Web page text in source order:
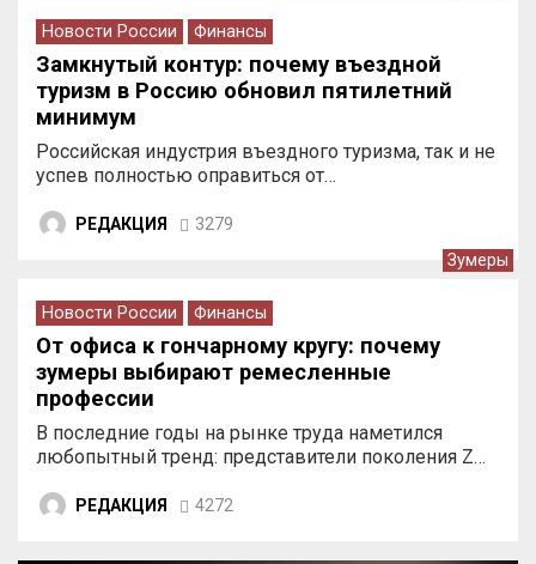
Новости России Финансы
Замкнутый контур: почему въездной
туризм в Россию обновил пятилетний
минимум
Российская индустрия въездного туризма, так и не
успев полностью оправиться от…
РЕДАКЦИЯ 3279
Зумеры
Новости России Финансы
От офиса к гончарному кругу: почему
зумеры выбирают ремесленные
профессии
В последние годы на рынке труда наметился
любопытный тренд: представители поколения Z…
РЕДАКЦИЯ 4272